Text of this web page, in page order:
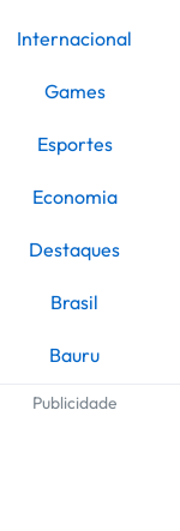
Internacional
Games
Esportes
Economia
Destaques
Brasil
Bauru
Publicidade